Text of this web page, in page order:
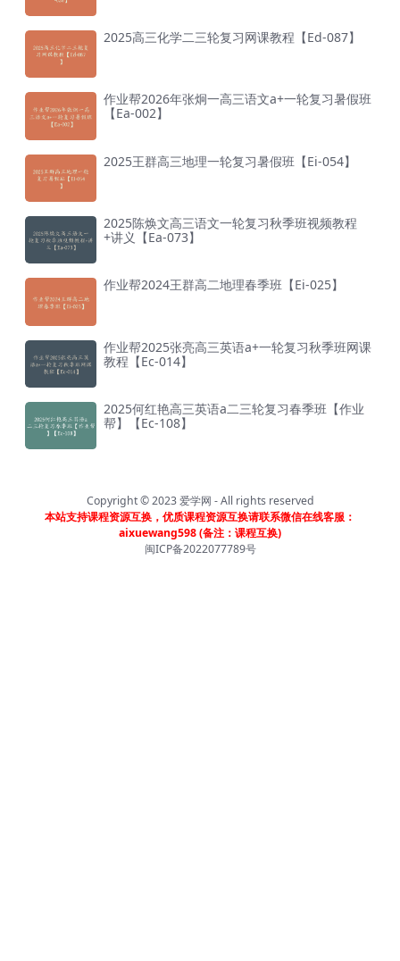
2025高三化学二三轮复习网课教程【Ed-087】
作业帮2026年张炯一高三语文a+一轮复习暑假班
【Ea-002】
2025王群高三地理一轮复习暑假班【Ei-054】
2025陈焕文高三语文一轮复习秋季班视频教程
+讲义【Ea-073】
作业帮2024王群高二地理春季班【Ei-025】
作业帮2025张亮高三英语a+一轮复习秋季班网课
教程【Ec-014】
2025何红艳高三英语a二三轮复习春季班【作业
帮】【Ec-108】
Copyright © 2023爱学网 - All rights reserved
本站支持课程资源互换，优质课程资源互换请联系微信在线客服：
aixuewang598 (备注：课程互换)
闽ICP备2022077789号